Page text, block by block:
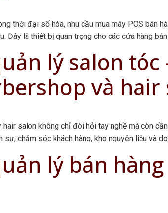
thời đại số hóa, nhu cầu mua máy POS bán
Đây là thiết bị quan trọng cho các cửa hàng
lý salon
và hair
hair salon không chỉ đòi hỏi tay nghề mà còn
chăm sóc khách hàng, kho nguyên liệu và
lý bán